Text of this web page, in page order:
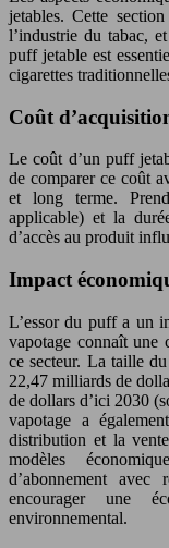
jetables. Cette
l’industrie du tabac,
puff jetable est
cigarettes
Coût
Le coût d’un puff
de comparer ce coût
et long terme.
applicable) et la
d’accès au produit
Impact
L’essor du puff a un
vapotage connaît une
ce secteur. La taille
22,47 milliards de
de dollars d’ici 2030
vapotage a
distribution et la
modèles
d’abonnement
encourager une
environnemental.